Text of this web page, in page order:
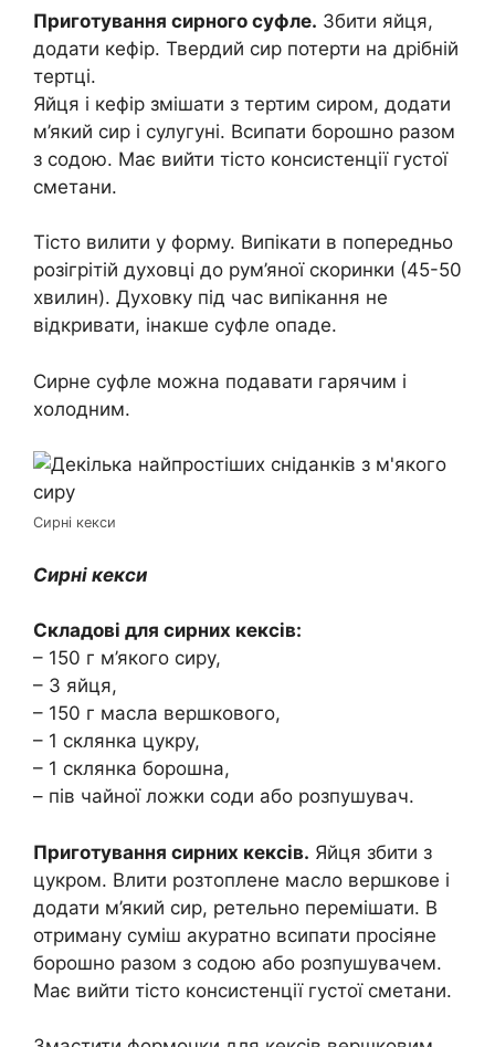
Приготування сирного суфле. Збити яйця,
додати кефір. Твердий сир потерти на дрібній
тертці.
Яйця і кефір змішати з тертим сиром, додати
м’який сир і сулугуні. Всипати борошно разом
з содою. Має вийти тісто консистенції густої
сметани.
Тісто вилити у форму. Випікати в попередньо
розігрітій духовці до рум’яної скоринки (45-50
хвилин). Духовку під час випікання не
відкривати, інакше суфле опаде.
Сирне суфле можна подавати гарячим і
холодним.
Сирні кекси
Сирні кекси
Складові для сирних кексів:
– 150 г м’якого сиру,
– 3 яйця,
– 150 г масла вершкового,
– 1 склянка цукру,
– 1 склянка борошна,
– пів чайної ложки соди або розпушувач.
Приготування сирних кексів. Яйця збити з
цукром. Влити розтоплене масло вершкове і
додати м’який сир, ретельно перемішати. В
отриману суміш акуратно всипати просіяне
борошно разом з содою або розпушувачем.
Має вийти тісто консистенції густої сметани.